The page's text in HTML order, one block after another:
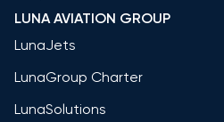
LUNA AVIATION GROUP
LunaJets
LunaGroup Charter
LunaSolutions